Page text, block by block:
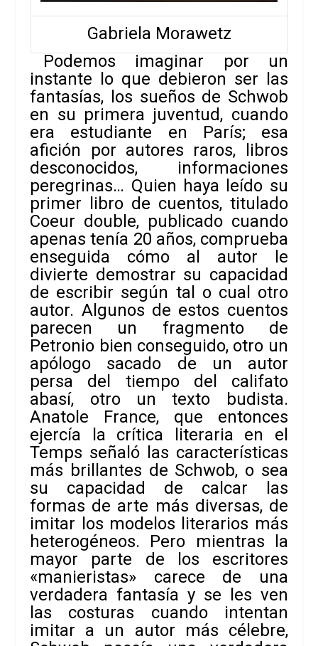
Gabriela Morawetz
Podemos imaginar por un
instante lo que debieron ser las
fantasías, los sueños de Schwob
en su primera juventud, cuando
era estudiante en París; esa
afición por autores raros, libros
desconocidos, informaciones
peregrinas… Quien haya leído su
primer libro de cuentos, titulado
Coeur double, publicado cuando
apenas tenía 20 años, comprueba
enseguida cómo al autor le
divierte demostrar su capacidad
de escribir según tal o cual otro
autor. Algunos de estos cuentos
parecen un fragmento de
Petronio bien conseguido, otro un
apólogo sacado de un autor
persa del tiempo del califato
abasí, otro un texto budista.
Anatole France, que entonces
ejercía la crítica literaria en el
Temps señaló las características
más brillantes de Schwob, o sea
su capacidad de calcar las
formas de arte más diversas, de
imitar los modelos literarios más
heterogéneos. Pero mientras la
mayor parte de los escritores
«manieristas» carece de una
verdadera fantasía y se les ven
las costuras cuando intentan
imitar a un autor más célebre,